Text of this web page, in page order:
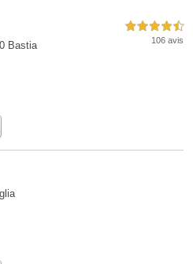
Bastia
4,5 étoiles sur 5
106 avis